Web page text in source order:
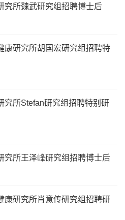
究所魏武研究组招聘博士后
康研究所胡国宏研究组招聘特
究所Stefan研究组招聘特别研
究所王泽峰研究组招聘博士后
康研究所肖意传研究组招聘研